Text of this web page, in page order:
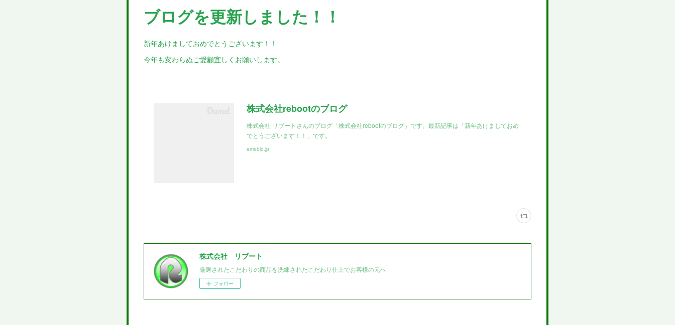
ブログを更新しました！！
新年あけましておめでとうございます！！
今年も変わらぬご愛顧宜しくお願いします。
株式会社rebootのブログ
株式会社 リブートさんのブログ「株式会社rebootのブログ」です。最新記事は「新年あけましておめ
でとうございます！！」です。
ameblo.jp
株式会社 リブート
厳選されたこだわりの商品を洗練されたこだわり仕上でお客様の元へ
フォロー